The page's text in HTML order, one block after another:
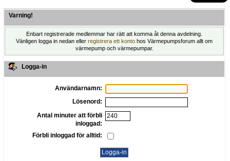
Varning!
Enbart registrerade medlemmar har rätt att komma åt denna avdelning.
Vänligen logga in nedan eller registrera ett konto hos Värmepumpsforum allt om
värmepump och värmepumpar.
Logga-in
Användarnamn:
Lösenord:
Antal minuter att förbli
inloggad:
Förbli inloggad för alltid: